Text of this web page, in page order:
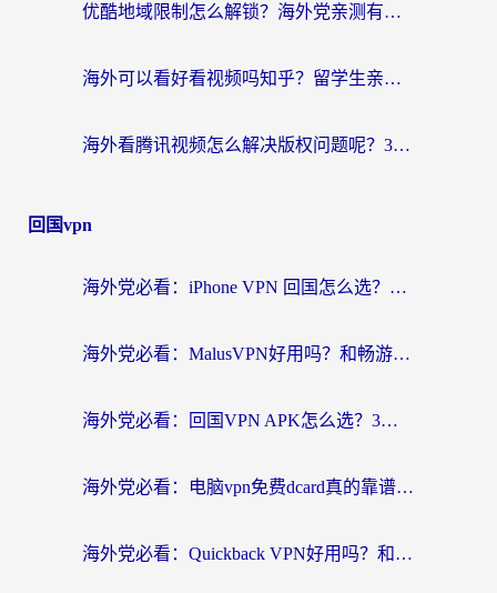
优酷地域限制怎么解锁？海外党亲测有效的追剧自由指南
海外可以看好看视频吗知乎？留学生亲测有效的回国追剧解决方案
海外看腾讯视频怎么解决版权问题呢？3步让你轻松解锁国内影视自由
回国vpn
海外党必看：iPhone VPN 回国怎么选？一篇搞定无缝访问国内资源
海外党必看：MalusVPN好用吗？和畅游VPN对比哪个回国效果更好？附穿梭飞鱼神龟真实体验
海外党必看：回国VPN APK怎么选？3步教你无缝刷国内剧玩国服
海外党必看：电脑vpn免费dcard真的靠谱吗？教你选对回国加速器无缝访问国内资源
海外党必看：Quickback VPN好用吗？和小黑牛VPN对比哪个回国效果更好？附真实体验+避坑指南